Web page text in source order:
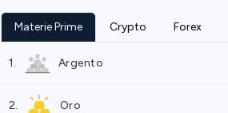
Materie Prime Crypto Forex
1. Argento
2. Oro